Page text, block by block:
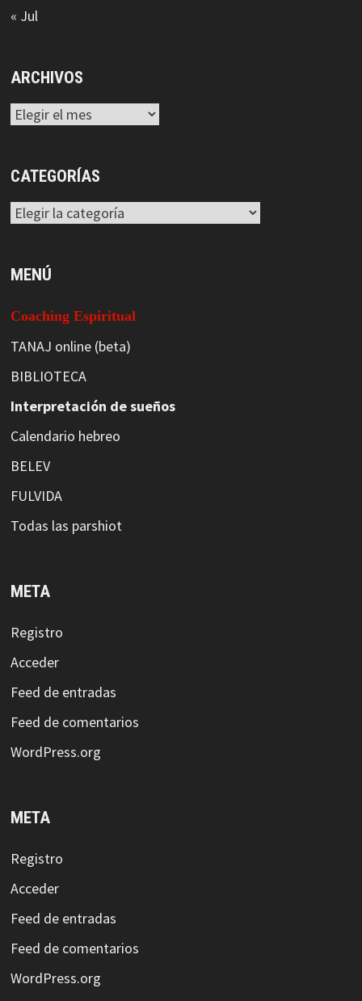
« Jul
ARCHIVOS
Archivos
CATEGORÍAS
Categorías
MENÚ
Coaching Espiritual
TANAJ online (beta)
BIBLIOTECA
Interpretación de sueños
Calendario hebreo
BELEV
FULVIDA
Todas las parshiot
META
Registro
Acceder
Feed de entradas
Feed de comentarios
WordPress.org
META
Registro
Acceder
Feed de entradas
Feed de comentarios
WordPress.org